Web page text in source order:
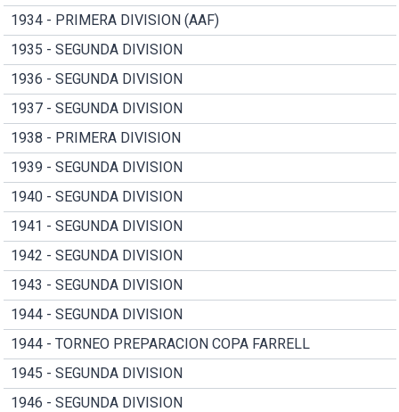
1934 - PRIMERA DIVISION (AAF)
1935 - SEGUNDA DIVISION
1936 - SEGUNDA DIVISION
1937 - SEGUNDA DIVISION
1938 - PRIMERA DIVISION
1939 - SEGUNDA DIVISION
1940 - SEGUNDA DIVISION
1941 - SEGUNDA DIVISION
1942 - SEGUNDA DIVISION
1943 - SEGUNDA DIVISION
1944 - SEGUNDA DIVISION
1944 - TORNEO PREPARACION COPA FARRELL
1945 - SEGUNDA DIVISION
1946 - SEGUNDA DIVISION